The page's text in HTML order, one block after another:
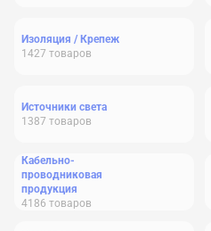
Изоляция / Крепеж
1427 товаров
Источники света
1387 товаров
Кабельно-
проводниковая
продукция
4186 товаров